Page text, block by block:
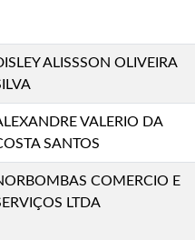
ALISSSON OLIVEIRA
VALERIO DA
SANTOS
COMERCIO E
LTDA